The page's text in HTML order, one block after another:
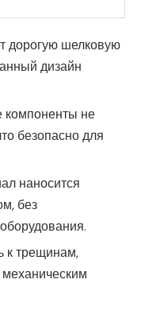
дорогую шелковую
дизайн
компоненты не
безопасно для
наносится
без
к трещинам,